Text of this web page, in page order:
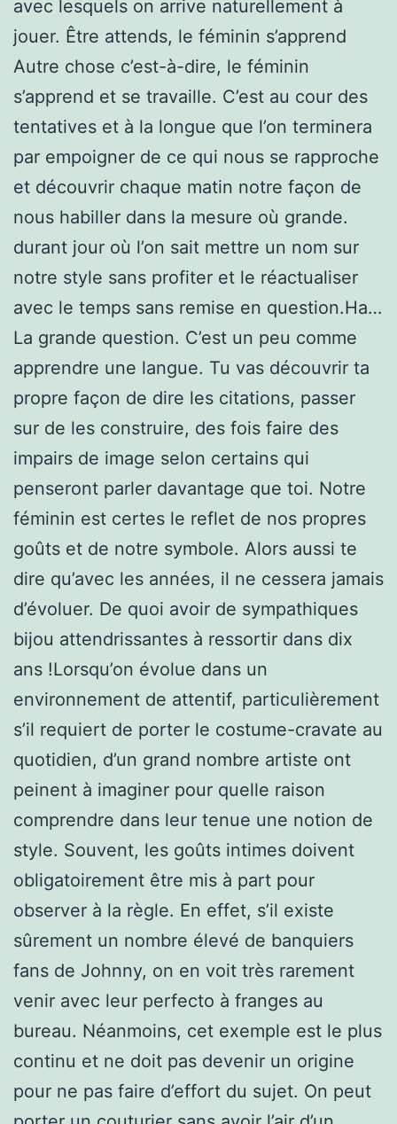
avec lesquels on arrive naturellement à
jouer. Être attends, le féminin s’apprend
Autre chose c’est-à-dire, le féminin
s’apprend et se travaille. C’est au cour des
tentatives et à la longue que l’on terminera
par empoigner de ce qui nous se rapproche
et découvrir chaque matin notre façon de
nous habiller dans la mesure où grande.
durant jour où l’on sait mettre un nom sur
notre style sans profiter et le réactualiser
avec le temps sans remise en question.Ha…
La grande question. C’est un peu comme
apprendre une langue. Tu vas découvrir ta
propre façon de dire les citations, passer
sur de les construire, des fois faire des
impairs de image selon certains qui
penseront parler davantage que toi. Notre
féminin est certes le reflet de nos propres
goûts et de notre symbole. Alors aussi te
dire qu’avec les années, il ne cessera jamais
d’évoluer. De quoi avoir de sympathiques
bijou attendrissantes à ressortir dans dix
ans !Lorsqu’on évolue dans un
environnement de attentif, particulièrement
s’il requiert de porter le costume-cravate au
quotidien, d’un grand nombre artiste ont
peinent à imaginer pour quelle raison
comprendre dans leur tenue une notion de
style. Souvent, les goûts intimes doivent
obligatoirement être mis à part pour
observer à la règle. En effet, s’il existe
sûrement un nombre élevé de banquiers
fans de Johnny, on en voit très rarement
venir avec leur perfecto à franges au
bureau. Néanmoins, cet exemple est le plus
continu et ne doit pas devenir un origine
pour ne pas faire d’effort du sujet. On peut